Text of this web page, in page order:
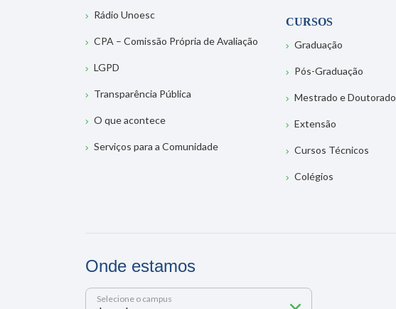
Rádio Unoesc
CPA – Comissão Própria de Avaliação
LGPD
Transparência Pública
O que acontece
Serviços para a Comunidade
CURSOS
Graduação
Pós-Graduação
Mestrado e Doutorado
Extensão
Cursos Técnicos
Colégios
Onde estamos
Selecione o campus